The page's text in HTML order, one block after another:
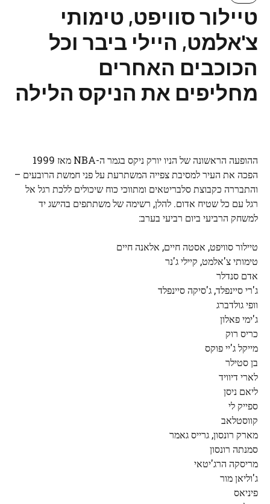
טיילור סוויפט, טימותי
צ'אלמט, היילי ביבר וכל
הכוכבים האחרים
מחליפים את הניקס הלילה
ההופעה הראשונה של הניו יורק ניקס בגמר ה-NBA מאז 1999
הפכה את העיר למסיבת צפייה המשתרעת על פני חמשת הרובעים –
והתבררה כקבוצת סלבריטאים ומתווכי כוח שיכולים ללכת רגל אל
רגל עם כל שטיח אדום. להלן, רשימה של משתתפים בהישג יד
למשחק הרביעי ביום רביעי בערב:
טיילור סוויפט, אסטה חיים, אלאנה חיים
טימותי צ'אלמט, קיילי ג'נר
אדם סנדלר
ג'רי סיינפלד, ג'סיקה סיינפלד
וופי גולדברג
ג'ימי פאלון
כריס רוק
מייקל ג'יי פוקס
בן סטילר
לארי דיוויד
ליאם ניסן
ספייק לי
קווסטלאב
מארק רונסון, גרייס גאמר
סמנתה רונסון
מריסקה הרג'יטאי
ג'וליאן מור
פיניאס